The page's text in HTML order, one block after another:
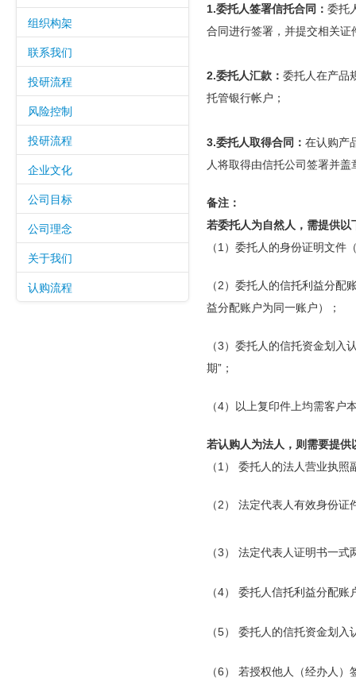
组织构架
联系我们
投研流程
风险控制
投研流程
企业文化
公司目标
公司理念
关于我们
认购流程
1.委托人签署信托合同： 委托
合同进行签署，并提交相关证
2.委托人汇款： 委托人在产品
托管银行帐户；
3.委托人取得合同： 在认购产
人将取得由信托公司签署并盖
备注：
若委托人为自然人，需提供以
（1）委托人的身份证明文件
（2）委托人的信托利益分
益分配账户为同一账户）；
（3）委托人的信托资金划入
期”；
（4）以上复印件上均需客户
若认购人为法人，则需要提供
（1） 委托人的法人营业执
（2） 法定代表人有效身份
（3） 法定代表人证明书一式
（4） 委托人信托利益分配
（5） 委托人的信托资金划
（6） 若授权他人（经办人